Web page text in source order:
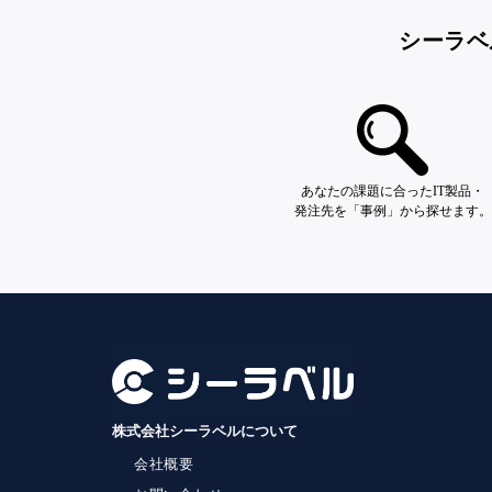
シーラ
あなたの課題に合ったIT製品・
発注先を「事例」から探せます。
株式会社シーラベルについて
会社概要